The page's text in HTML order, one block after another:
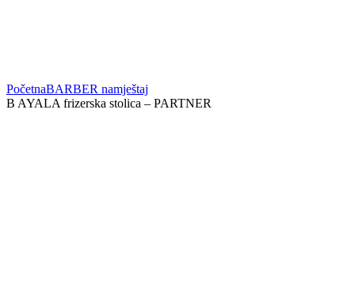
PočetnaBARBER namještaj
B AYALA frizerska stolica – PARTNER